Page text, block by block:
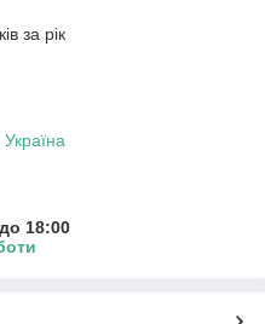
за рік
18:00